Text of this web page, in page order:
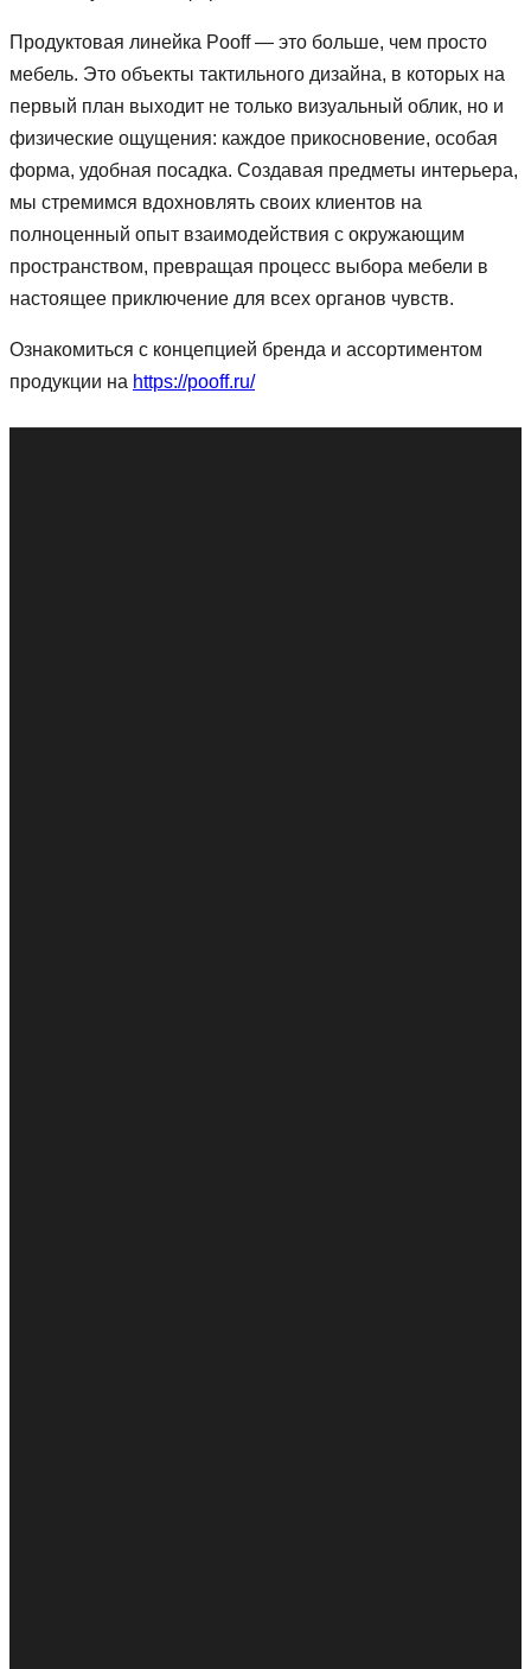
Продуктовая линейка Pooff — это больше, чем просто
мебель. Это объекты тактильного дизайна, в которых на
первый план выходит не только визуальный облик, но и
физические ощущения: каждое прикосновение, особая
форма, удобная посадка. Создавая предметы интерьера,
мы стремимся вдохновлять своих клиентов на
полноценный опыт взаимодействия с окружающим
пространством, превращая процесс выбора мебели в
настоящее приключение для всех органов чувств.
Ознакомиться с концепцией бренда и ассортиментом
продукции на https://pooff.ru/